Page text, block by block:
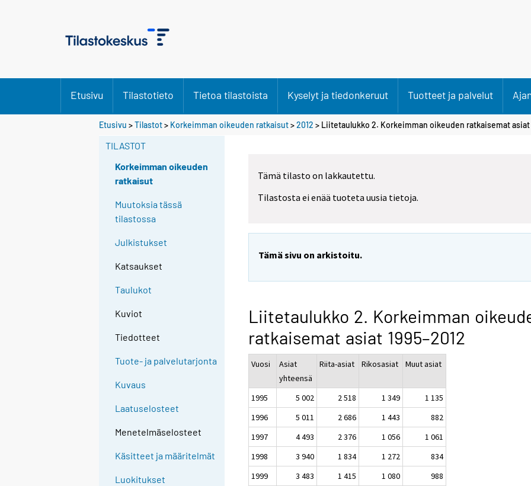
Etusivu Tilastotieto Tietoa tilastoista Kyselyt ja tiedonkeruut Tuotteet ja palvelut
Etusivu >Tilastot> Korkeimman oikeuden ratkaisut>2012 > Liitetaulukko 2. Korkeimman oikeuden ratkaisemat asiat
TILASTOT
Korkeimman oikeuden
ratkaisut
Muutoksia tässä
tilastossa
Julkistukset
Katsaukset
Taulukot
Kuviot
Tiedotteet
Tuote- ja palvelutarjonta
Kuvaus
Laatuselosteet
Menetelmäselosteet
Käsitteet ja määritelmät
Luokitukset
Tämä tilasto on lakkautettu.
Tilastosta ei enää tuoteta uusia tietoja.
Tämä sivu on arkistoitu.
Liitetaulukko 2. Korkeimman
ratkaisemat asiat 1995–2012
Vuosi
Asiat
yhteensä
Riita-asiat Rikosasiat Muut asiat
1995 5 002 2 518 1 349
1 135
1996
5 011 2 686 1 443
882
1997
4 493 2 376 1 056
1 061
1998
3 940 1 834 1 272
834
1999
3 483 1 415 1 080
988